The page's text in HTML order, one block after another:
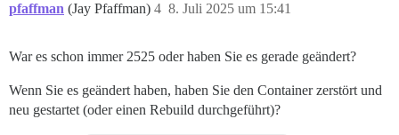
pfaffman (Jay Pfaffman) 8. Juli 2025 um 15:41
4
War es schon immer 2525 oder haben Sie es gerade geändert?
Wenn Sie es geändert haben, haben Sie den Container zerstört und
neu gestartet (oder einen Rebuild durchgeführt)?